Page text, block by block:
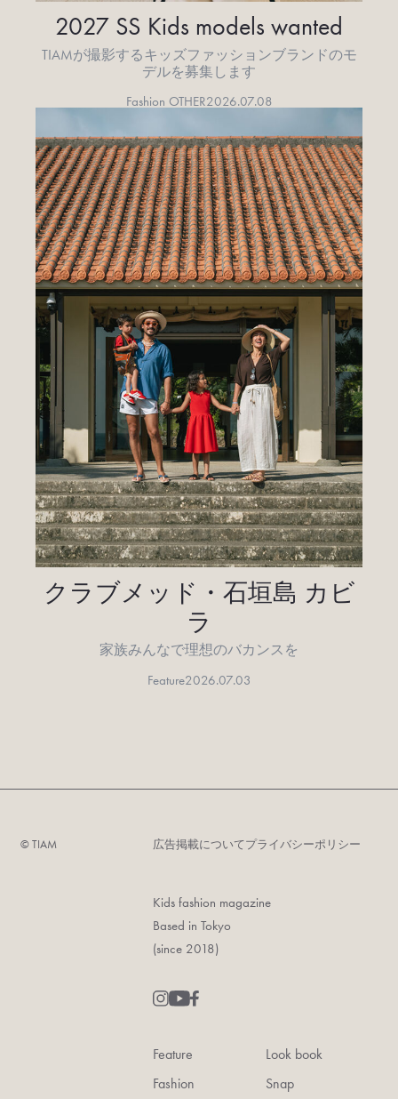
2027 SS Kids models wanted
TIAMが撮影するキッズファッションブランドのモ
デルを募集します
Fashion OTHER2026.07.08
クラブメッド・石垣島 カビ
ラ
家族みんなで理想のバカンスを
Feature2026.07.03
©︎ TIAM 広告掲載についてプライバシーポリシー
Kids fashion magazine
Based in Tokyo
(since 2018)
Feature
Fashion
Look book
Snap